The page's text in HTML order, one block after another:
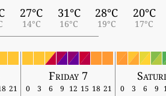
27°C
14°C
31°C
16°C
28°C
19°C
20°C
17°C
Friday 7
21 0 3 6 9 12 15 18 21 0 3 6 9